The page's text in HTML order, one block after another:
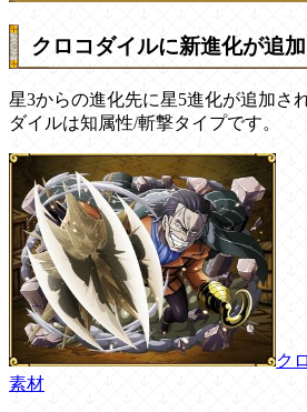
クロコダイルに新進化が追加
星3からの進化先に星5進化が追加さ
ダイルは知属性/斬撃タイプです。
ク
素材